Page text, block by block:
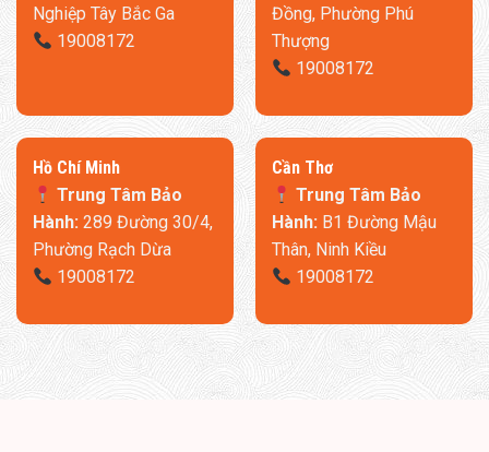
Nghiệp Tây Bắc Ga
19008172
Đồng, Phường Phú
Thượng
19008172
​Hồ Chí Minh
Trung Tâm Bảo
Hành:289 Đường 30/4,
Phường Rạch Dừa
19008172
Cần Thơ
Trung Tâm Bảo
Hành:B1 Đường Mậu
Thân, Ninh Kiều
19008172